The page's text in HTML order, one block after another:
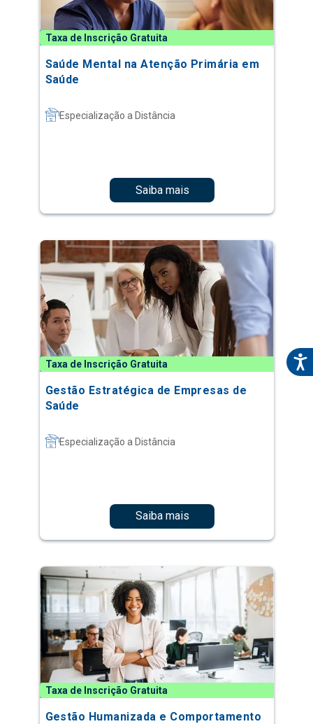
Taxa de Inscrição Gratuita
Saúde Mental na Atenção Primária em
Saúde
Especialização a Distância
Saiba mais
Taxa de Inscrição Gratuita
Gestão Estratégica de Empresas de
Saúde
Especialização a Distância
Saiba mais
Taxa de Inscrição Gratuita
Gestão Humanizada e Comportamento